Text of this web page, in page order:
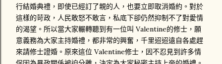
行結婚典禮，即使已經訂了親的人，也要立即取消婚約。對於
這樣的苛政，人民敢怒不敢言，私底下卻仍然抑制不了對愛情
的渴望。所以當大家輾轉聽到有一位叫 Valentine的修士，願
意義務為大家主持婚禮，都非常的興奮，千里迢迢遠自各處趕
來請修士證婚。原來這位 Valentine修士，因不忍見到許多情